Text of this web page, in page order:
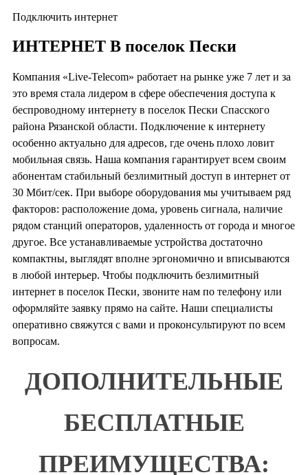
Подключить интернет
ИНТЕРНЕТ В поселок Пески
Компания «Live-Telecom» работает на рынке уже 7 лет и за
это время стала лидером в сфере обеспечения доступа к
беспроводному интернету в поселок Пески Спасского
района Рязанской области. Подключение к интернету
особенно актуально для адресов, где очень плохо ловит
мобильная связь. Наша компания гарантирует всем своим
абонентам стабильный безлимитный доступ в интернет от
30 Мбит/сек. При выборе оборудования мы учитываем ряд
факторов: расположение дома, уровень сигнала, наличие
рядом станций операторов, удаленность от города и многое
другое. Все устанавливаемые устройства достаточно
компактны, выглядят вполне эргономично и вписываются
в любой интерьер. Чтобы подключить безлимитный
интернет в поселок Пески, звоните нам по телефону или
оформляйте заявку прямо на сайте. Наши специалисты
оперативно свяжутся с вами и проконсультируют по всем
вопросам.
ДОПОЛНИТЕЛЬНЫЕ
БЕСПЛАТНЫЕ
ПРЕИМУЩЕСТВА: